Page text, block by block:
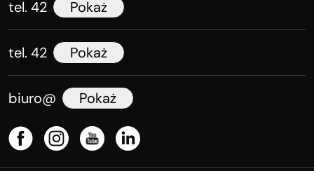
tel. 42 Pokaż
tel. 42 Pokaż
biuro@ Pokaż